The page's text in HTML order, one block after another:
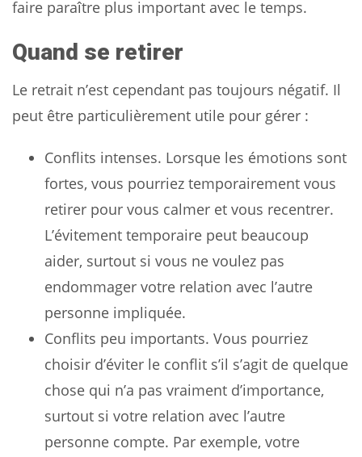
faire paraître plus important avec le temps.
Quand se retirer
Le retrait n’est cependant pas toujours négatif. Il
peut être particulièrement utile pour gérer :
Conflits intenses. Lorsque les émotions sont
fortes, vous pourriez temporairement vous
retirer pour vous calmer et vous recentrer.
L’évitement temporaire peut beaucoup
aider, surtout si vous ne voulez pas
endommager votre relation avec l’autre
personne impliquée.
Conflits peu importants. Vous pourriez
choisir d’éviter le conflit s’il s’agit de quelque
chose qui n’a pas vraiment d’importance,
surtout si votre relation avec l’autre
personne compte. Par exemple, votre